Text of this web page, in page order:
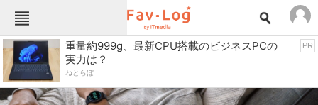
Fav-Logカテゴリー一覧
TOP
インテリア・収納 おもちゃ・ホビー
重量約999g、最新CPU搭載のビジネスPCの
実力は？
ねとらぼ
PR